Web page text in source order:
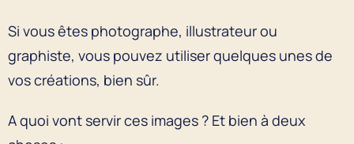
Si vous êtes photographe, illustrateur ou
graphiste, vous pouvez utiliser quelques unes de
vos créations, bien sûr.
A quoi vont servir ces images ? Et bien à deux